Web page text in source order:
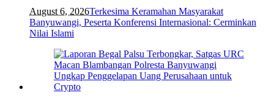
August 6, 2026Terkesima Keramahan Masyarakat
Banyuwangi, Peserta Konferensi Internasional: Cerminkan
Nilai Islami